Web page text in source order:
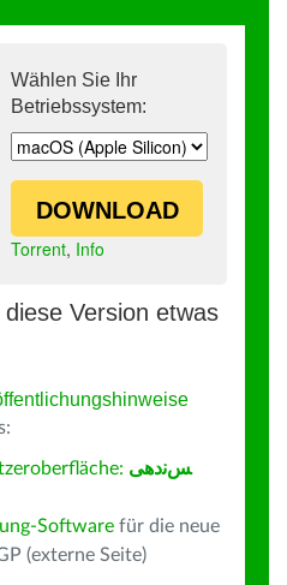
Wählen Sie Ihr
Betriebssystem:
DOWNLOAD
Torrent, Info
Version etwas
ﺲﻧﺩھی
Software für die neue
(externe Seite)